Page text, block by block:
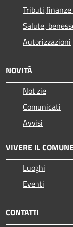
Salute,
Autorizzazioni
NOVITÀ
Notizie
Comunicati
Avvisi
VIVERE IL COMUNE
Luoghi
Eventi
CONTATTI